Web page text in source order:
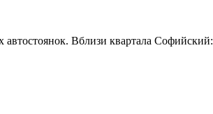
автостоянок. Вблизи квартала Софийский: